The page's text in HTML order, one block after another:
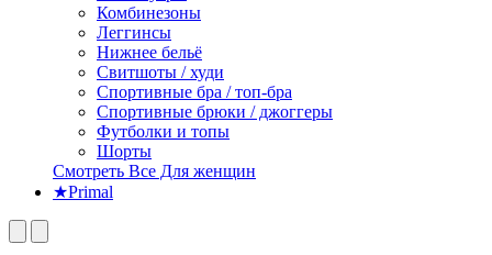
Комбинезоны
Леггинсы
Нижнее бельё
Свитшоты / худи
Спортивные бра / топ-бра
Спортивные брюки / джоггеры
Футболки и топы
Шорты
Смотреть Все Для женщин
★Primal